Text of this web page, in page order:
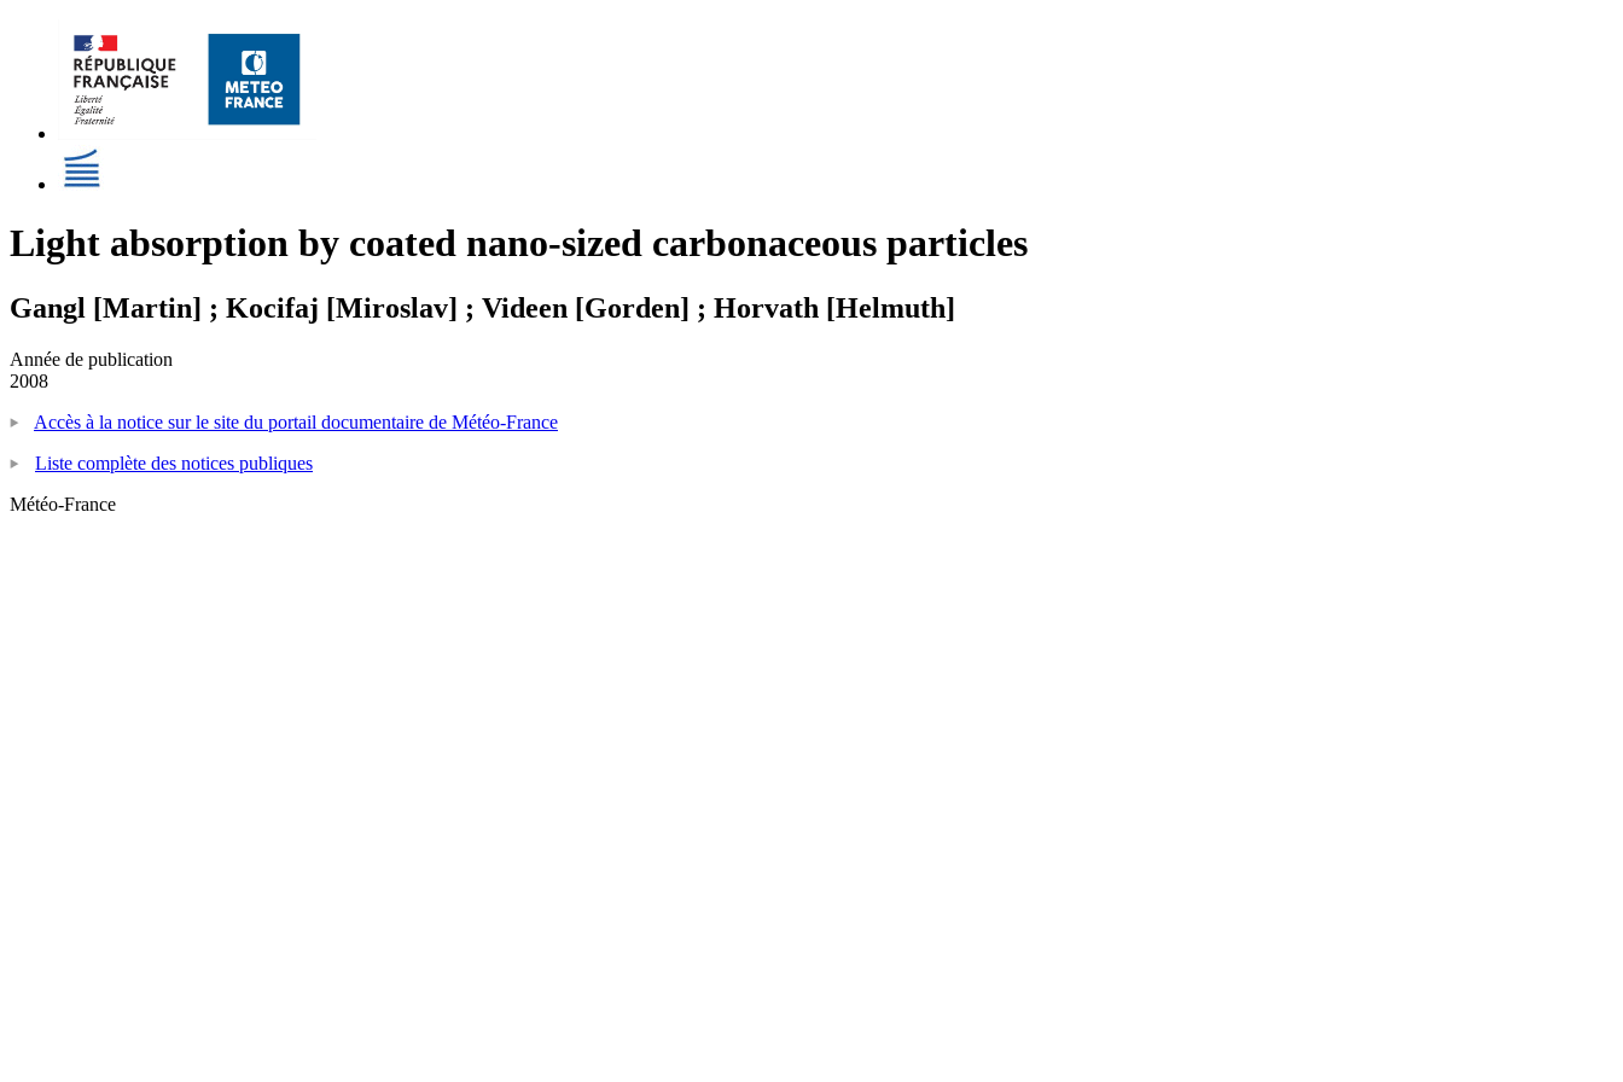
Light absorption by coated nano-sized carbonaceous particles
Gangl [Martin] ; Kocifaj [Miroslav] ; Videen [Gorden] ; Horvath [Helmuth]
Année de publication
2008
Accès à la notice sur le site du portail documentaire de Météo-France
Liste complète des notices publiques
Météo-France